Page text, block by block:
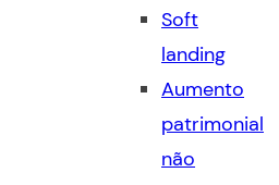
Soft
landing
Aumento
patrimonial
não